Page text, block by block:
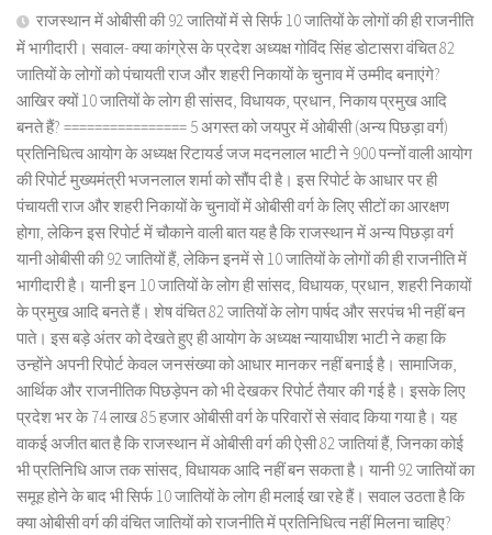
राजस्थान में ओबीसी की 92 जातियों में से सिर्फ 10 जातियों के लोगों की ही राजनीति
में भागीदारी। सवाल- क्या कांग्रेस के प्रदेश अध्यक्ष गोविंद सिंह डोटासरा वंचित 82
जातियों के लोगों को पंचायती राज और शहरी निकायों के चुनाव में उम्मीद बनाएंगे?
आखिर क्यों 10 जातियों के लोग ही सांसद, विधायक, प्रधान, निकाय प्रमुख आदि
बनते हैं? ================ 5 अगस्त को जयपुर में ओबीसी (अन्य पिछड़ा वर्ग)
प्रतिनिधित्व आयोग के अध्यक्ष रिटायर्ड जज मदनलाल भाटी ने 900 पन्नों वाली आयोग
की रिपोर्ट मुख्यमंत्री भजनलाल शर्मा को सौंप दी है। इस रिपोर्ट के आधार पर ही
पंचायती राज और शहरी निकायों के चुनावों में ओबीसी वर्ग के लिए सीटों का आरक्षण
होगा, लेकिन इस रिपोर्ट में चौकाने वाली बात यह है कि राजस्थान में अन्य पिछड़ा वर्ग
यानी ओबीसी की 92 जातियों हैं, लेकिन इनमें से 10 जातियों के लोगों की ही राजनीति में
भागीदारी है। यानी इन 10 जातियों के लोग ही सांसद, विधायक, प्रधान, शहरी निकायों
के प्रमुख आदि बनते हैं। शेष वंचित 82 जातियों के लोग पार्षद और सरपंच भी नहीं बन
पाते। इस बड़े अंतर को देखते हुए ही आयोग के अध्यक्ष न्यायाधीश भाटी ने कहा कि
उन्होंने अपनी रिपोर्ट केवल जनसंख्या को आधार मानकर नहीं बनाई है। सामाजिक,
आर्थिक और राजनीतिक पिछड़ेपन को भी देखकर रिपोर्ट तैयार की गई है। इसके लिए
प्रदेश भर के 74 लाख 85 हजार ओबीसी वर्ग के परिवारों से संवाद किया गया है। यह
वाकई अजीत बात है कि राजस्थान में ओबीसी वर्ग की ऐसी 82 जातियां हैं, जिनका कोई
भी प्रतिनिधि आज तक सांसद, विधायक आदि नहीं बन सकता है। यानी 92 जातियों का
समूह होने के बाद भी सिर्फ 10 जातियों के लोग ही मलाई खा रहे हैं। सवाल उठता है कि
क्या ओबीसी वर्ग की वंचित जातियों को राजनीति में प्रतिनिधित्व नहीं मिलना चाहिए?